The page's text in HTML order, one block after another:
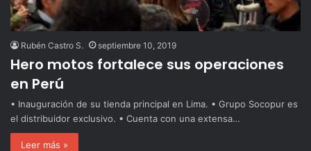
Rubén Castro S. septiembre 10, 2019
Hero motos fortalece sus operaciones
en Perú
• Inauguración de su tienda principal en Lima. • Grupo Socopur es
el distribuidor exclusivo. • Cuenta con una extensa…
Leer más »